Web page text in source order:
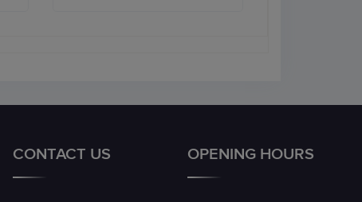
CONTACT US OPENING HOURS